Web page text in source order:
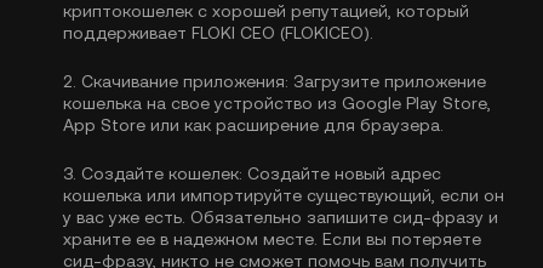
криптокошелек с хорошей репутацией, который
поддерживает FLOKI CEO (FLOKICEO).
2. Скачивание приложения: Загрузите приложение
кошелька на свое устройство из Google Play Store,
App Store или как расширение для браузера.
3. Создайте кошелек: Создайте новый адрес
кошелька или импортируйте существующий, если он
у вас уже есть. Обязательно запишите сид-фразу и
храните ее в надежном месте. Если вы потеряете
сид-фразу, никто не сможет помочь вам получить